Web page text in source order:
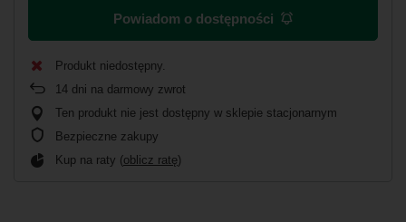
Powiadom o dostępności
Produkt niedostępny
14 dni na darmowy zwrot
Ten produkt nie jest dostępny w sklepie stacjonarnym
Bezpieczne zakupy
Kup na raty (oblicz ratę)